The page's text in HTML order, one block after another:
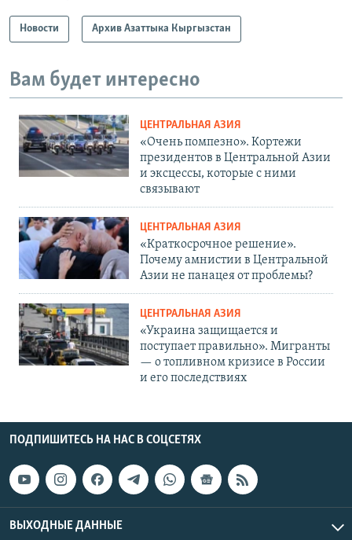
Новости Архив Азаттыка Кыргызстан
Вам будет интересно
ЦЕНТРАЛЬНАЯ АЗИЯ
«Очень помпезно». Кортежи
президентов в Центральной Азии
и эксцессы, которые с ними
связывают
ЦЕНТРАЛЬНАЯ АЗИЯ
«Краткосрочное решение».
Почему амнистии в Центральной
Азии не панацея от проблемы?
ЦЕНТРАЛЬНАЯ АЗИЯ
«Украина защищается и
поступает правильно». Мигранты
— о топливном кризисе в России
и его последствиях
ПОДПИШИТЕСЬ НА НАС В СОЦСЕТЯХ
ВЫХОДНЫЕ ДАННЫЕ